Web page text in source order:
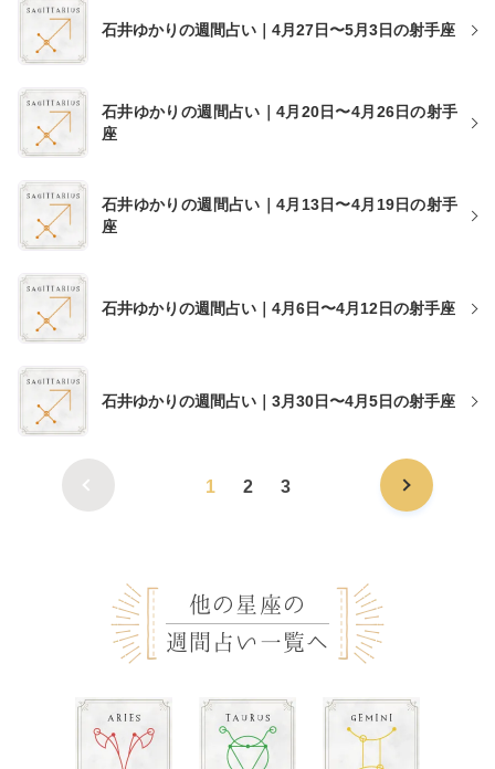
石井ゆかりの週間占い｜4月27日〜5月3日の射手座
石井ゆかりの週間占い｜4月20日〜4月26日の射手
座
石井ゆかりの週間占い｜4月13日〜4月19日の射手
座
石井ゆかりの週間占い｜4月6日〜4月12日の射手座
石井ゆかりの週間占い｜3月30日〜4月5日の射手座
1 2 3
他の星座の
週間占い一覧へ